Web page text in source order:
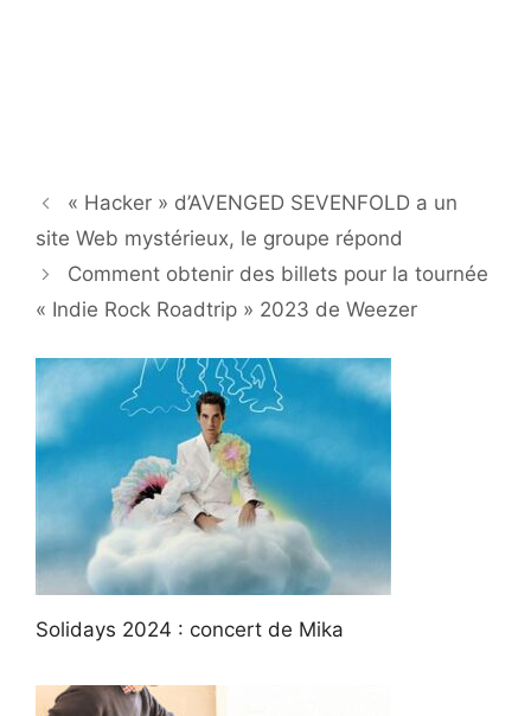
« Hacker » d’AVENGED SEVENFOLD a un
site Web mystérieux, le groupe répond
Comment obtenir des billets pour la tournée
« Indie Rock Roadtrip » 2023 de Weezer
Solidays 2024 : concert de Mika